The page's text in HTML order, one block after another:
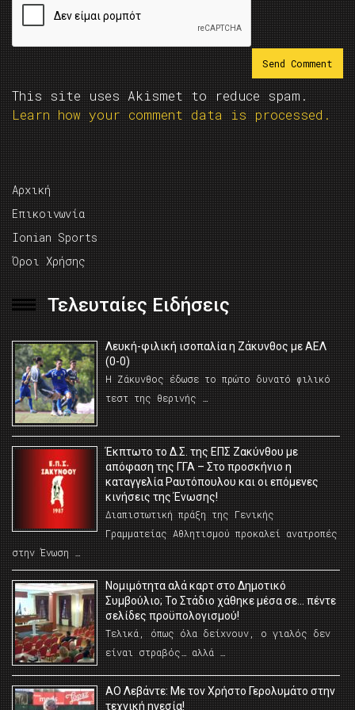
This site uses Akismet to reduce spam.
Learn how your comment data is processed.
Αρχική
Επικοινωνία
Ionian Sports
Όροι Χρήσης
Τελευταίες Ειδήσεις
Λευκή-φιλική ισοπαλία η Ζάκυνθος με ΑΕΛ
(0-0)
Η Ζάκυνθος έδωσε το πρώτο δυνατό φιλικό
τεστ της θερινής …
Έκπτωτο το Δ.Σ. της ΕΠΣ Ζακύνθου με
απόφαση της ΓΓΑ – Στο προσκήνιο η
καταγγελία Ραυτόπουλου και οι επόμενες
κινήσεις της Ένωσης!
Διαπιστωτική πράξη της Γενικής
Γραμματείας Αθλητισμού προκαλεί ανατροπές
στην Ένωση …
Νομιμότητα αλά καρτ στο Δημοτικό
Συμβούλιο; Το Στάδιο χάθηκε μέσα σε… πέντε
σελίδες προϋπολογισμού!
Τελικά, όπως όλα δείχνουν, ο γιαλός δεν
είναι στραβός… αλλά …
ΑΟ Λεβάντε: Με τον Χρήστο Γερολυμάτο στην
τεχνική ηγεσία!